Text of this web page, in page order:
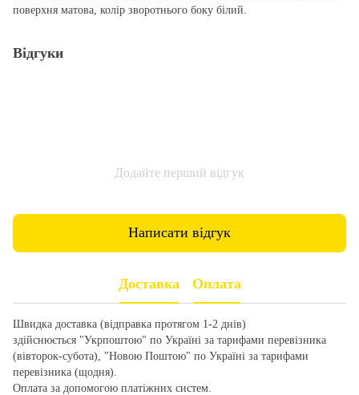
поверхня матова, колір зворотнього боку білий.
Відгуки
Додайте перший відгук
Написати відгук
Доставка Оплата
Швидка доставка (відправка протягом 1-2 днів)
здійснюється "Укрпоштою" по Україні за тарифами перевізника
(вівторок-субота), "Новою Поштою" по Україні за тарифами
перевізника (щодня).
Оплата за допомогою платіжних систем.